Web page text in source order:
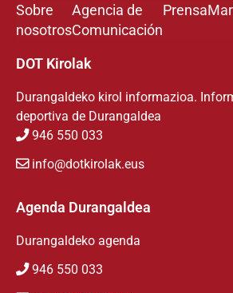
Sobre
nosotros
Agencia de
Comunicación
Prensa
DOT Kirolak
Durangaldeko kirol informazioa.
deportiva de Durangaldea
946 550 033
info@dotkirolak.eus
Agenda Durangaldea
Durangaldeko agenda
946 550 033